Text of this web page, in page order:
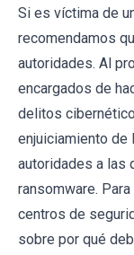
Si es víctima de
recomendamos
autoridades. Al
encargados de
delitos
enjuiciamiento de
autoridades a las
ransomware.
centros de
sobre por qué